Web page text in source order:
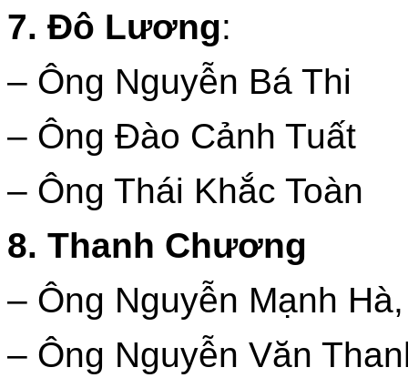
7. Đô Lương:
– Ông Nguyễn Bá Thi
– Ông Đào Cảnh Tuất
– Ông Thái Khắc Toàn
8. Thanh Chương
– Ông Nguyễn Mạnh Hà,
– Ông Nguyễn Văn